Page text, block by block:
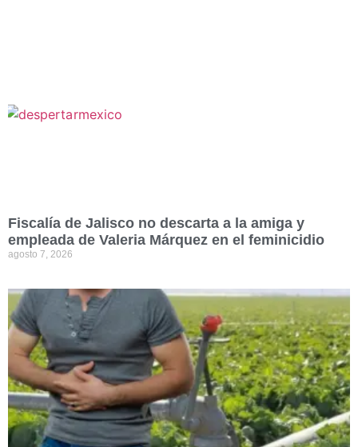
Fiscalía de Jalisco no descarta a la amiga y
empleada de Valeria Márquez en el feminicidio
agosto 7, 2026